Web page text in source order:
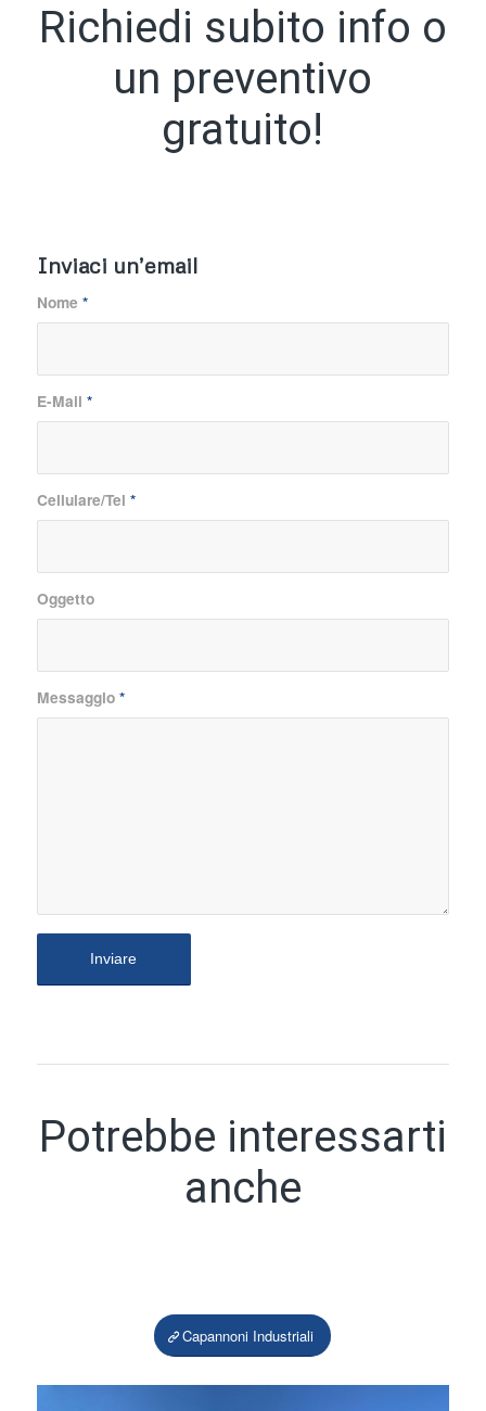
Richiedi subito info o
un preventivo
gratuito!
Inviaci un’email
Nome *
E-Mail *
Cellulare/Tel *
Oggetto
Messaggio *
Potrebbe interessarti
anche
Capannoni Industriali